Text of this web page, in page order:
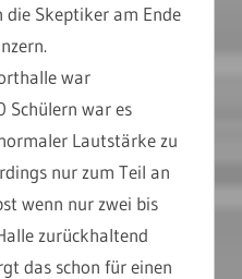
Skeptiker am Ende
war
Schülern war es
Lautstärke zu
nur zum Teil an
wenn nur zwei bis
zurückhaltend
das schon für einen